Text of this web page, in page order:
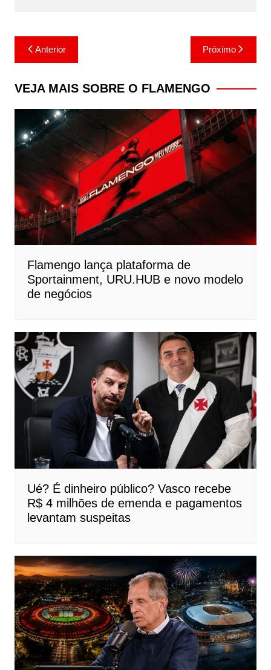
Navegação
de
Post
Anterior Próximo
VEJA MAIS SOBRE O FLAMENGO
Flamengo lança plataforma de
Sportainment, URU.HUB e novo modelo
de negócios
Ué? É dinheiro público? Vasco recebe
R$ 4 milhões de emenda e pagamentos
levantam suspeitas